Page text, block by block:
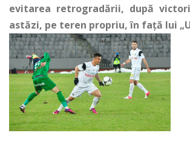
evitarea retrogradării, după
astăzi, pe teren propriu, în față lui